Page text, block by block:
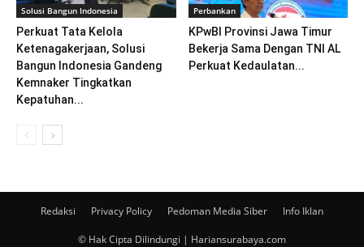
Solusi Bangun Indonesia
Perkuat Tata Kelola
Ketenagakerjaan, Solusi
Bangun Indonesia Gandeng
Kemnaker Tingkatkan
Kepatuhan...
Perbankan
KPwBI Provinsi Jawa Timur
Bekerja Sama Dengan TNI AL
Perkuat Kedaulatan...
Redaksi Privacy Policy Pedoman Media Siber Info Iklan
© Hak Cipta Dilindungi | Hariansurabaya.com